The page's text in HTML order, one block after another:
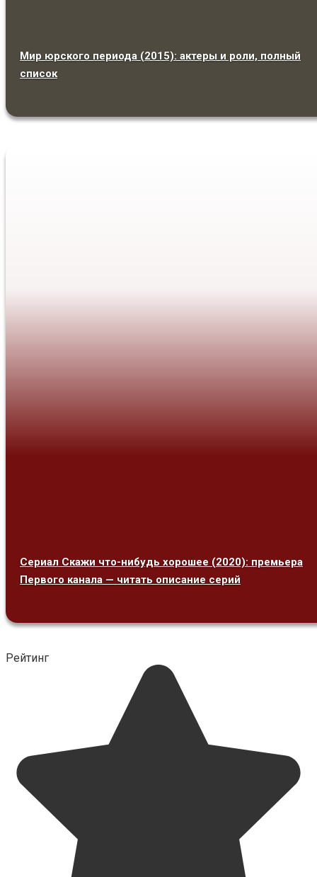
Мир юрского периода (2015): актеры и роли, полный
список
Сериал Скажи что-нибудь хорошее (2020): премьера
Первого канала — читать описание серий
Рейтинг